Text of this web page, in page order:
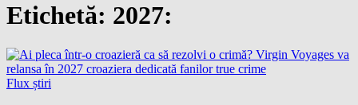
Etichetă: 2027:
Flux știri